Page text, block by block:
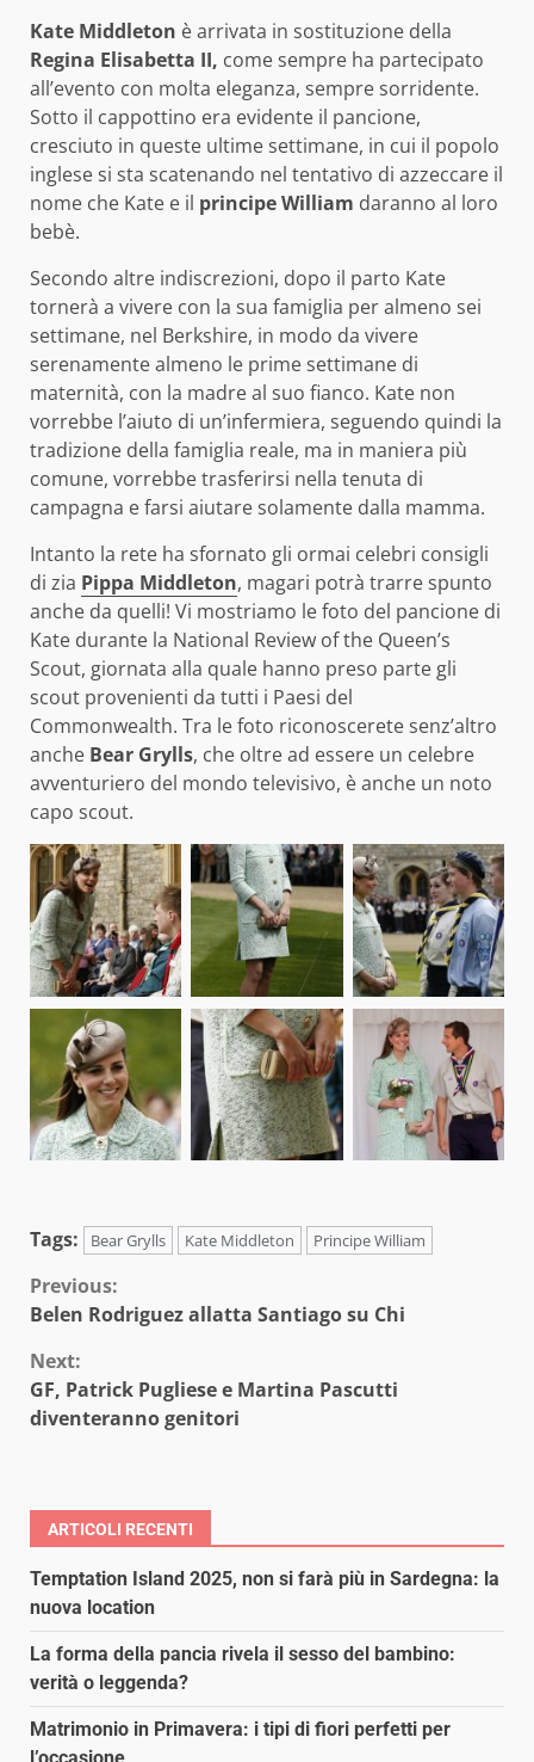
Kate Middleton è arrivata in sostituzione della
Regina Elisabetta II, come sempre ha partecipato
all’evento con molta eleganza, sempre sorridente.
Sotto il cappottino era evidente il pancione,
cresciuto in queste ultime settimane, in cui il popolo
inglese si sta scatenando nel tentativo di azzeccare il
nome che Kate e il principe William daranno al loro
bebè.
Secondo altre indiscrezioni, dopo il parto Kate
tornerà a vivere con la sua famiglia per almeno sei
settimane, nel Berkshire, in modo da vivere
serenamente almeno le prime settimane di
maternità, con la madre al suo fianco. Kate non
vorrebbe l’aiuto di un’infermiera, seguendo quindi la
tradizione della famiglia reale, ma in maniera più
comune, vorrebbe trasferirsi nella tenuta di
campagna e farsi aiutare solamente dalla mamma.
Intanto la rete ha sfornato gli ormai celebri consigli
di zia Pippa Middleton, magari potrà trarre spunto
anche da quelli! Vi mostriamo le foto del pancione di
Kate durante la National Review of the Queen’s
Scout, giornata alla quale hanno preso parte gli
scout provenienti da tutti i Paesi del
Commonwealth. Tra le foto riconoscerete senz’altro
anche Bear Grylls, che oltre ad essere un celebre
avventuriero del mondo televisivo, è anche un noto
capo scout.
Tags: Bear Grylls Kate Middleton Principe William
Continue
Reading
Previous:
Belen Rodriguez allatta Santiago su Chi
Next:
GF, Patrick Pugliese e Martina Pascutti
diventeranno genitori
ARTICOLI RECENTI
Temptation Island 2025, non si farà più in Sardegna: la
nuova location
La forma della pancia rivela il sesso del bambino:
verità o leggenda?
Matrimonio in Primavera: i tipi di fiori perfetti per